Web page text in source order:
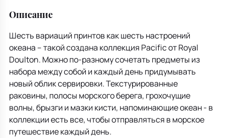
Описание
Шесть вариаций принтов как шесть настроений
океана – такой создана коллекция Pacific от Royal
Doulton. Можно по-разному сочетать предметы из
набора между собой и каждый день придумывать
новый облик сервировки. Текстурированные
раковины, полосы морского берега, грохочущие
волны, брызги и мазки кисти, напоминающие океан - в
коллекции есть все, чтобы отправляться в морское
путешествие каждый день.